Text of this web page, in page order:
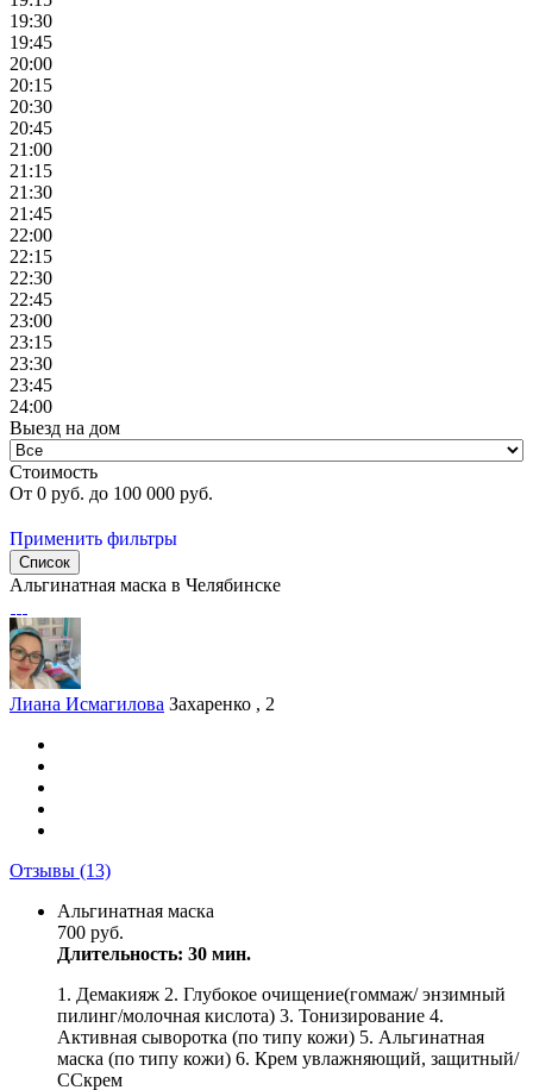
19:30
19:45
20:00
20:15
20:30
20:45
21:00
21:15
21:30
21:45
22:00
22:15
22:30
22:45
23:00
23:15
23:30
23:45
24:00
Выезд на дом
Стоимость
От 0 руб. до 100 000 руб.
Применить фильтры
Список
Альгинатная маска в Челябинске
Лиана Исмагилова Захаренко , 2
Отзывы (13)
Альгинатная маска
700 руб.
Длительность: 30 мин.
1. Демакияж 2. Глубокое очищение(гоммаж/ энзимный
пилинг/молочная кислота) 3. Тонизирование 4.
Активная сыворотка (по типу кожи) 5. Альгинатная
маска (по типу кожи) 6. Крем увлажняющий, защитный/
ССкрем